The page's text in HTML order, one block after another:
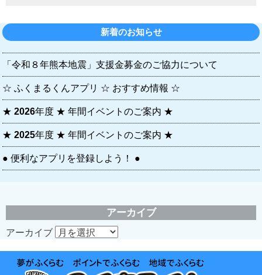
新着のお知らせ
「令和８年熊本地震」支援金募金のご協力について
☆ ふくまるくんアプリ ☆ おすすめ情報 ☆
★ 2026年度 ★ 年間イベントのご案内 ★
★ 2025年度 ★ 年間イベントのご案内 ★
● 便利なアプリを登録しよう！ ●
アーカイブ
アーカイブ